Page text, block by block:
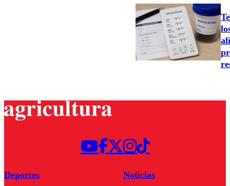
Deportes
Noticias